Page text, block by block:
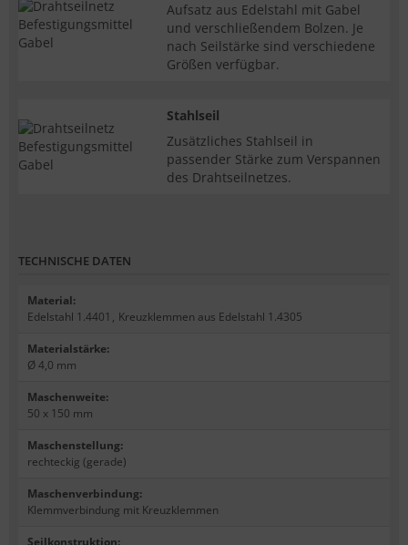
Aufsatz aus Edelstahl mit Gabel
und verschließendem Bolzen. Je
nach Seilstärke sind verschiedene
Größen verfügbar.
Stahlseil
Zusätzliches Stahlseil in
passender Stärke zum Verspannen
des Drahtseilnetzes.
TECHNISCHE DATEN
Material:
Edelstahl 1.4401 , Kreuzklemmen aus Edelstahl 1.4305
Materialstärke:
Ø 4,0 mm
Maschenweite:
50 x 150 mm
Maschenstellung:
rechteckig (gerade)
Maschenverbindung:
Klemmverbindung mit Kreuzklemmen